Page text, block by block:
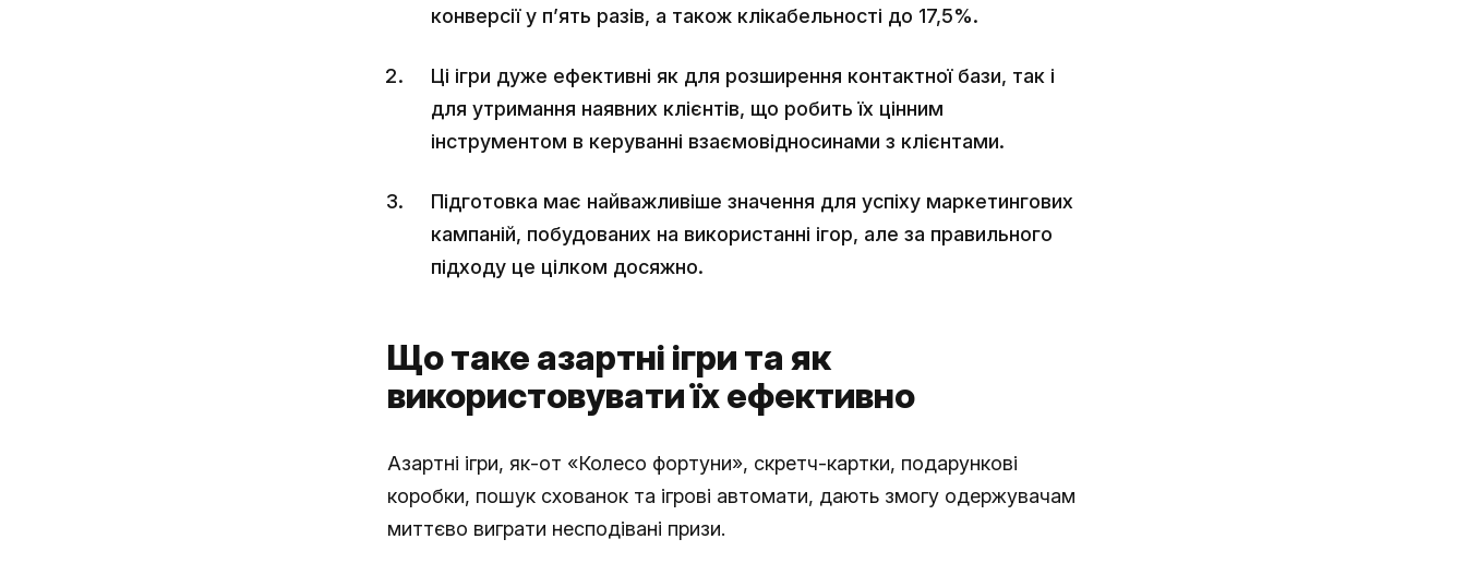
конверсії у п’ять разів, а також клікабельності до 17,5%.
Ці ігри дуже ефективні як для розширення контактної бази, так і
для утримання наявних клієнтів, що робить їх цінним
інструментом в керуванні взаємовідносинами з клієнтами.
Підготовка має найважливіше значення для успіху маркетингових
кампаній, побудованих на використанні ігор, але за правильного
підходу це цілком досяжно.
Що таке азартні ігри та як
використовувати їх ефективно
Азартні ігри, як-от «Колесо фортуни», скретч-картки, подарункові
коробки, пошук схованок та ігрові автомати, дають змогу одержувачам
миттєво виграти несподівані призи.